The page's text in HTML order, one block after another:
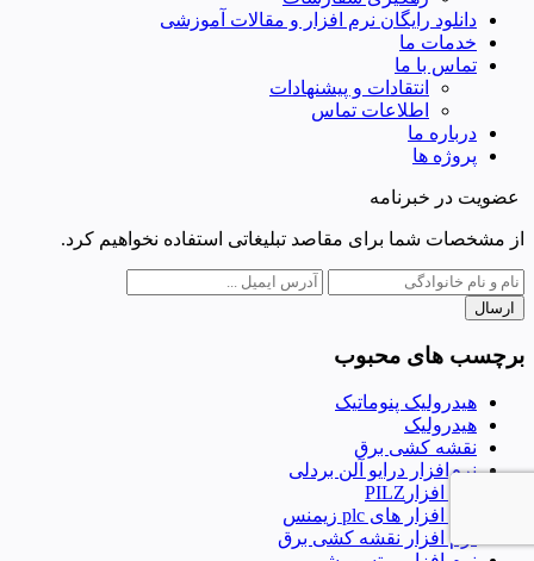
دانلود رایگان نرم افزار و مقالات آموزشی
خدمات ما
تماس با ما
انتقادات و پیشنهادات
اطلاعات تماس
درباره ما
پروژه ها
عضویت در خبرنامه
از مشخصات شما برای مقاصد تبلیغاتی استفاده نخواهیم کرد.
ارسال
برچسب های محبوب
هیدرولیک پنوماتیک
هیدرولیک
نقشه کشی برق
نرم‌افزار درایو آلن بردلی
نرم افزارPILZ
نرم افزار های plc زیمنس
نرم افزار نقشه کشی برق